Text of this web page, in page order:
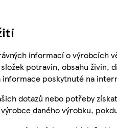
informací o výrobcích
potravin, obsahu
informace poskytnuté na
dotazů nebo potřeby
daného výrobku,